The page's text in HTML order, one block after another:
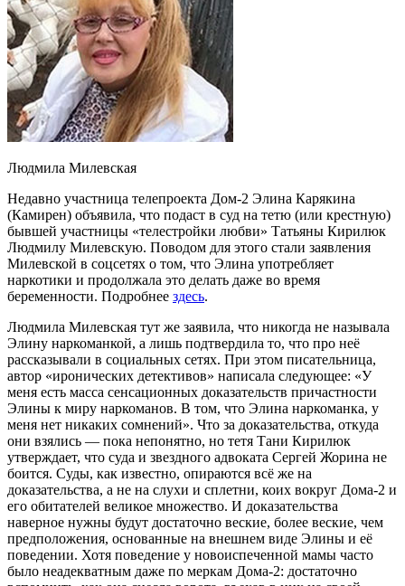
Людмила Милевская
Недавно участница телепроекта Дом-2 Элина Карякина
(Камирен) объявила, что подаст в суд на тетю (или крестную)
бывшей участницы «телестройки любви» Татьяны Кирилюк
Людмилу Милевскую. Поводом для этого стали заявления
Милевской в соцсетях о том, что Элина употребляет
наркотики и продолжала это делать даже во время
беременности. Подробнее здесь.
Людмила Милевская тут же заявила, что никогда не называла
Элину наркоманкой, а лишь подтвердила то, что про неё
рассказывали в социальных сетях. При этом писательница,
автор «иронических детективов» написала следующее: «У
меня есть масса сенсационных доказательств причастности
Элины к миру наркоманов. В том, что Элина наркоманка, у
меня нет никаких сомнений». Что за доказательства, откуда
они взялись — пока непонятно, но тетя Тани Кирилюк
утверждает, что суда и звездного адвоката Сергей Жорина не
боится. Суды, как известно, опираются всё же на
доказательства, а не на слухи и сплетни, коих вокруг Дома-2 и
его обитателей великое множество. И доказательства
наверное нужны будут достаточно веские, более веские, чем
предположения, основанные на внешнем виде Элины и её
поведении. Хотя поведение у новоиспеченной мамы часто
было неадекватным даже по меркам Дома-2: достаточно